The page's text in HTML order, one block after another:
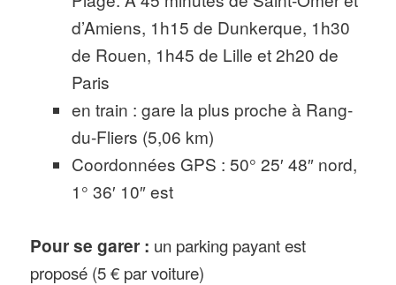
d’Amiens, 1h15 de Dunkerque, 1h30
de Rouen, 1h45 de Lille et 2h20 de
Paris
en train : gare la plus proche à Rang-
du-Fliers (5,06 km)
Coordonnées GPS : 50° 25′ 48″ nord,
1° 36′ 10″ est
Pour se garer : un parking payant est
proposé (5 € par voiture)